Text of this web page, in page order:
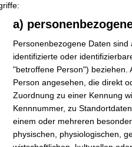
Erforderliche Felder sind mit
a)
Personenbezogene Daten
identifizierte oder
"betroffene Person") beziehen.
Person angesehen, die direkt
Zuordnung zu einer Kennung
Kennnummer, zu
einem oder mehreren
physischen, physiologischen,